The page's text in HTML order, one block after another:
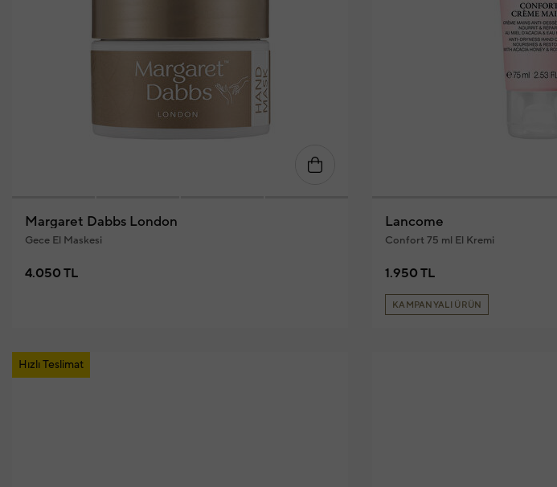
Margaret Dabbs London
Gece El Maskesi
4.050 TL
Lancome
Confort 75 ml El Kremi
1.950 TL
KAMPANYALI ÜRÜN
Hızlı Teslimat